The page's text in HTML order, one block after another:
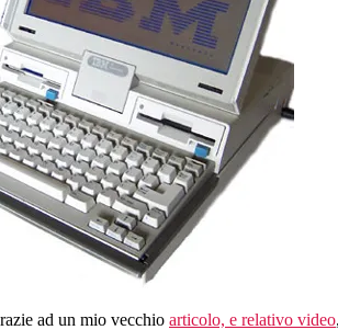
ad un mio vecchio articolo, e relativo video